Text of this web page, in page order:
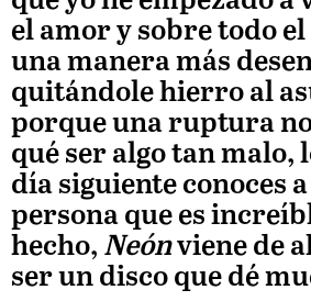
el amor y sobre todo
una manera más
quitándole hierro al
porque una ruptura
qué ser algo tan malo,
día siguiente conoces
persona que es
hecho, Neónviene de
ser un disco que dé